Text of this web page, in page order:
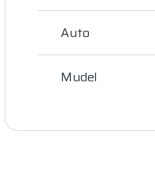
Auto
Mudel